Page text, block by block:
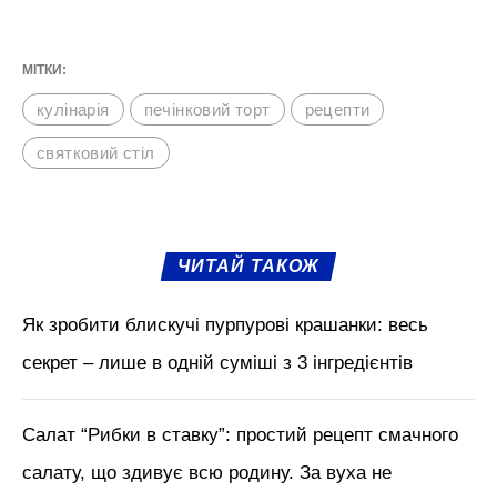
МІТКИ:
кулінарія печінковий торт рецепти
святковий стіл
ЧИТАЙ ТАКОЖ
Як зробити блискучі пурпурові крашанки: весь
секрет – лише в одній суміші з 3 інгредієнтів
Салат “Рибки в ставку”: простий рецепт смачного
салату, що здивує всю родину. За вуха не